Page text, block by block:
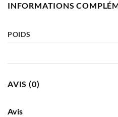
INFORMATIONS
POIDS
AVIS (0)
Avis